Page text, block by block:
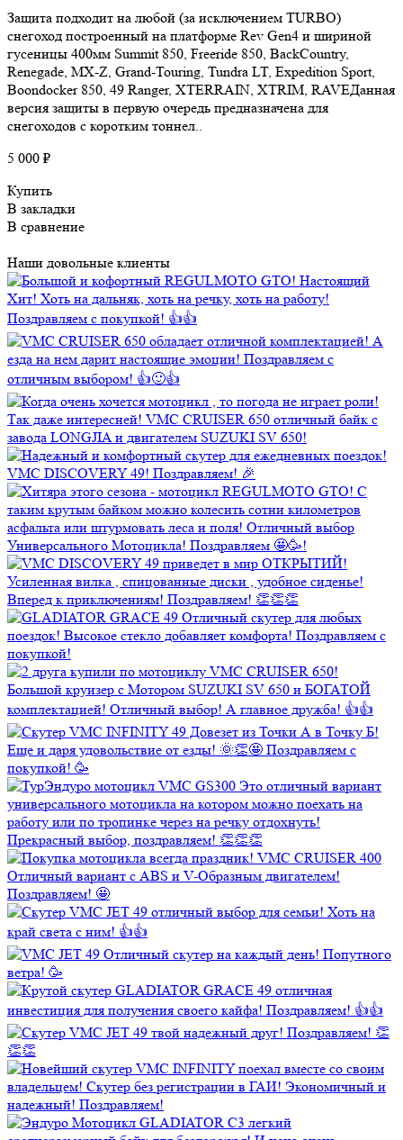
Защита подходит на любой (за исключением TURBO)
снегоход построенный на платформе Rev Gen4 и шириной
гусеницы 400мм Summit 850, Freeride 850, BackCountry,
Renegade, MX-Z, Grand-Touring, Tundra LT, Expedition Sport,
Boondocker 850, 49 Ranger, XTERRAIN, XTRIM, RAVEДанная
версия защиты в первую очередь предназначена для
снегоходов с коротким тоннел..
5 000 ₽
Купить
В закладки
В сравнение
Наши довольные клиенты